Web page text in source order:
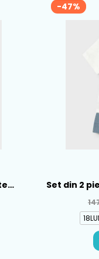
-47%
Set din 2